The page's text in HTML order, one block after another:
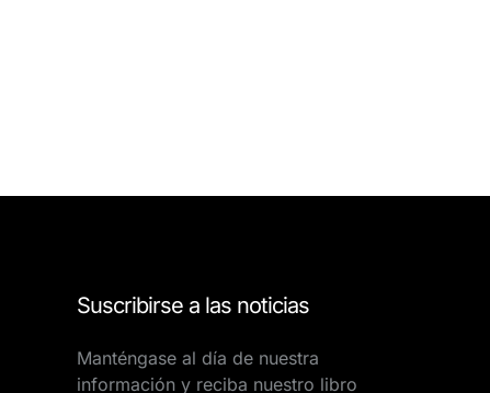
Suscribirse a las noticias
Manténgase al día de nuestra
información y reciba nuestro libro